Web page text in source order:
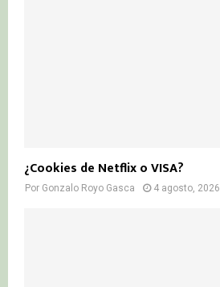
¿Cookies de Netflix o VISA?
Por Gonzalo Royo Gasca 4 agosto, 2026